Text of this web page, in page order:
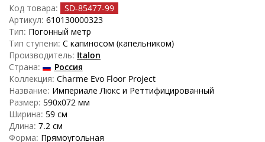
Код товара: SD-85477-99
Артикул: 610130000323
Тип: Погонный метр
Тип ступени: С капиносом (капельником)
Производитель: Italon
Страна:
Россия
Коллекция: Charme Evo Floor Project
Название: Империале Люкс и Реттифицированный
Размер: 590x072 мм
Ширина: 59 см
Длина: 7.2 см
Форма: Прямоугольная